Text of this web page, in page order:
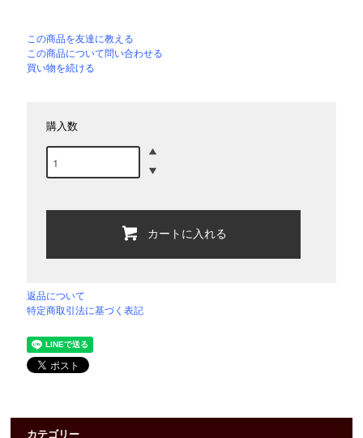
この商品を友達に教える
この商品について問い合わせる
買い物を続ける
購入数
カートに入れる
返品について
特定商取引法に基づく表記
カテゴリー